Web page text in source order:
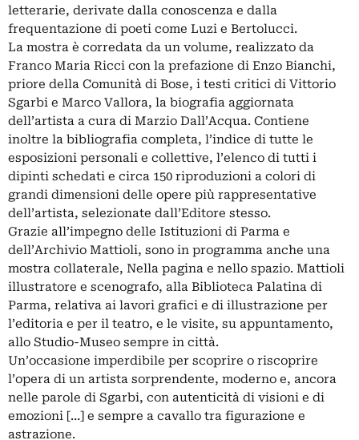
letterarie, derivate dalla conoscenza e dalla
frequentazione di poeti come Luzi e Bertolucci.
La mostra è corredata da un volume, realizzato da
Franco Maria Ricci con la prefazione di Enzo Bianchi,
priore della Comunità di Bose, i testi critici di Vittorio
Sgarbi e Marco Vallora, la biografia aggiornata
dell’artista a cura di Marzio Dall’Acqua. Contiene
inoltre la bibliografia completa, l’indice di tutte le
esposizioni personali e collettive, l’elenco di tutti i
dipinti schedati e circa 150 riproduzioni a colori di
grandi dimensioni delle opere più rappresentative
dell’artista, selezionate dall’Editore stesso.
Grazie all’impegno delle Istituzioni di Parma e
dell’Archivio Mattioli, sono in programma anche una
mostra collaterale, Nella pagina e nello spazio. Mattioli
illustratore e scenografo, alla Biblioteca Palatina di
Parma, relativa ai lavori grafici e di illustrazione per
l’editoria e per il teatro, e le visite, su appuntamento,
allo Studio-Museo sempre in città.
Un’occasione imperdibile per scoprire o riscoprire
l’opera di un artista sorprendente, moderno e, ancora
nelle parole di Sgarbi, con autenticità di visioni e di
emozioni […] e sempre a cavallo tra figurazione e
astrazione.